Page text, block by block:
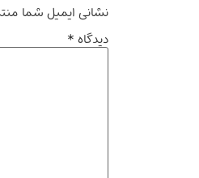
نشانی ایمیل شما
دیدگاه*